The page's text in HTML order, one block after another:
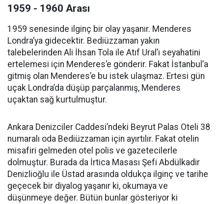
1959 - 1960 Arası
1959 senesinde ilginç bir olay yaşanır. Menderes
Londra’ya gidecektir. Bediüzzaman yakın
talebelerinden Ali İhsan Tola ile Atıf Ural’ı seyahatini
ertelemesi için Menderes’e gönderir. Fakat İstanbul’a
gitmiş olan Menderes’e bu istek ulaşmaz. Ertesi gün
uçak Londra’da düşüp parçalanmış, Menderes
uçaktan sağ kurtulmuştur.
Ankara Denizciler Caddesi’ndeki Beyrut Palas Oteli 38
numaralı oda Bediüzzaman için ayırtılır. Fakat otelin
misafiri gelmeden otel polis ve gazetecilerle
dolmuştur. Burada da İrtica Masası Şefi Abdülkadir
Denizlioğlu ile Üstad arasında oldukça ilginç ve tarihe
geçecek bir diyalog yaşanır ki, okumaya ve
düşünmeye değer. Bütün bunlar gösteriyor ki